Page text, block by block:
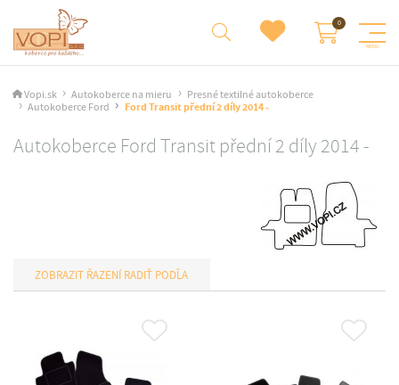
Vopi.sk Autokoberce na mieru
Presné textilné autokoberce
Autokoberce Ford
Ford Transit přední 2 díly 2014 -
Autokoberce Ford Transit přední 2 díly 2014 -
RADIŤ PODĽA